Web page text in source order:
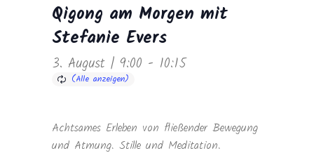
Qigong am Morgen mit
Stefanie Evers
3. August | 9:00 - 10:15
Achtsames Erleben von fließender Bewegung
und Atmung. Stille und Meditation.